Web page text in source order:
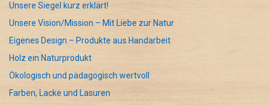
Unsere Siegel kurz erklärt!
Unsere Vision/Mission – Mit Liebe zur Natur
Eigenes Design – Produkte aus Handarbeit
Holz ein Naturprodukt
Ökologisch und pädagogisch wertvoll
Farben, Lacke und Lasuren